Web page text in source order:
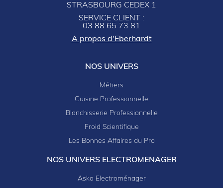
STRASBOURG CEDEX 1
SERVICE CLIENT :
03 88 65 73 81
A propos d'Eberhardt
NOS UNIVERS
Métiers
Cuisine Professionnelle
Blanchisserie Professionnelle
Froid Scientifique
Les Bonnes Affaires du Pro
NOS UNIVERS ELECTROMENAGER
Asko Electroménager